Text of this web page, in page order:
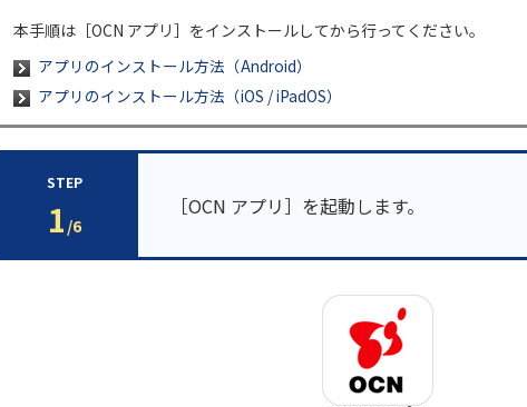
本手順は［OCN アプリ］をインストールしてから行ってください。
アプリのインストール方法（Android）
アプリのインストール方法（iOS / iPadOS）
STEP
1 /6
［OCN アプリ］を起動します。